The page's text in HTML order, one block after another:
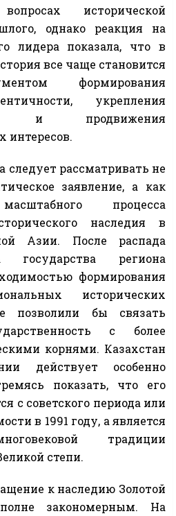
исторической
однако реакция на
лидера показала, что в
все чаще становится
формирования
укрепления
и продвижения
интересов.
следует рассматривать не
заявление, а как
процесса
наследия в
Азии. После распада
государства региона
формирования
исторических
позволили бы связать
с более
корнями. Казахстан
действует особенно
показать, что его
с советского периода или
в 1991 году, а является
традиции
степи.
к наследию Золотой
закономерным. На